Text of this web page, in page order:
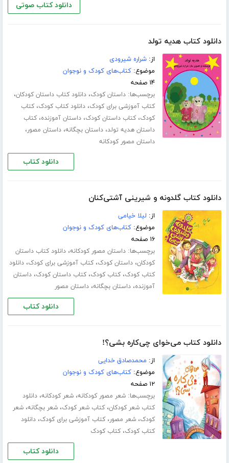
دانلود کتاب صوتی
دانلود کتاب هدیه تولد
از:شراره شیرودی
موضوع:کتاب‌های کودک و نوجوان
۱۴ صفحه
برچسب‌ها:داستان کودک،دانلود کتاب داستان کودکان،
کتاب آموزشی برای کودک،دانلود کتاب کودک،کتاب
کودک،کتاب داستان کودک،داستان آموزنده،کتاب
داستان هدیه تولد،داستان بچگانه،داستان مصور،
داستان مصور کودکانه
دانلود کتاب
دانلود کتاب گلدونه و شیرینی آشتی‌کنان
از: لیلا خیامی
موضوع:کتاب‌های کودک و نوجوان
۱۶ صفحه
برچسب‌ها:داستان مصور کودکانه،دانلود کتاب داستان
کودکان،داستان کودک،کتاب آموزشی برای کودک،دانلود
کتاب کودک،کتاب کودک،کتاب داستان کودک،داستان
آموزنده،داستان بچگانه،داستان مصور
دانلود کتاب
دانلود کتاب می‌خوای چی‌کاره بشی؟!
از: محمدصادق خدایی
موضوع:کتاب‌های کودک و نوجوان
۱۲ صفحه
برچسب‌ها:شعر مصور کودکانه،شعر کودکانه،دانلود
کتاب شعر کودکان،کتاب شعر کودک،شعر بچگانه،شعر
کودک،شعر مصور،کتاب آموزشی برای کودک،دانلود
کتاب کودک،کتاب کودک
دانلود کتاب